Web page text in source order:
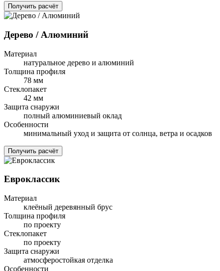
Получить расчёт
Дерево / Алюминий
Материал
натуральное дерево и алюминий
Толщина профиля
78 мм
Стеклопакет
42 мм
Защита снаружи
полный алюминиевый оклад
Особенности
минимальный уход и защита от солнца, ветра и осадков
Получить расчёт
Евроклассик
Материал
клеёный деревянный брус
Толщина профиля
по проекту
Стеклопакет
по проекту
Защита снаружи
атмосферостойкая отделка
Особенности